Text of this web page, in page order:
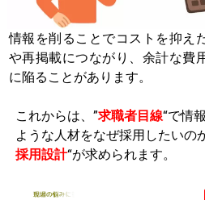
情報を削ることでコストを抑え
や再掲載につながり、余計な費
に陥ることがあります。
これからは、”求職者目線“で情
ような人材をなぜ採用したいの
採用設計“が求められます。